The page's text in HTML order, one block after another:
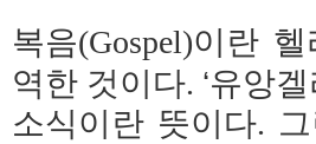
복음(Gospel)이란
역한 것이다. ‘유앙
소식이란 뜻이다.